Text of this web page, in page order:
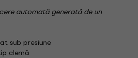
automată generată de un
sub presiune
clemă